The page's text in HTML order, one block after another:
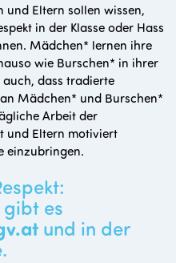
und Eltern sollen wissen,
in der Klasse oder Hass
Mädchen* lernen ihre
wie Burschen* in ihrer
dass tradierte
Mädchen* und Burschen*
Arbeit der
und Eltern motiviert
einzubringen.
es
und in der
.